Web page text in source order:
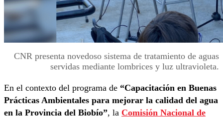
CNR presenta novedoso sistema de tratamiento de aguas
servidas mediante lombrices y luz ultravioleta.
En el contexto del programa de “Capacitación en Buenas
Prácticas Ambientales para mejorar la calidad del agua
en la Provincia del Biobío”, la Comisión Nacional de